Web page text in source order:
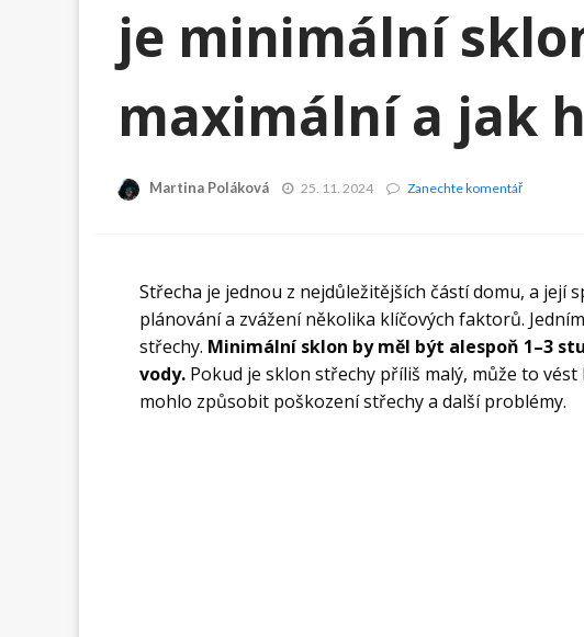
je minimální
maximální a jak
Martina Poláková 25. 11. 2024 Zanechte komentářJaké
je
minimální
sklon,
jaký
maximální
a
jak
Střecha je jednou z nejdůležitějších částí domu, a její
plánování a zvážení několika klíčových faktorů.
střechy. Minimální sklon by měl být alespoň 1–3
vody. Pokud je sklon střechy příliš malý, může to
mohlo způsobit poškození střechy a další problémy.